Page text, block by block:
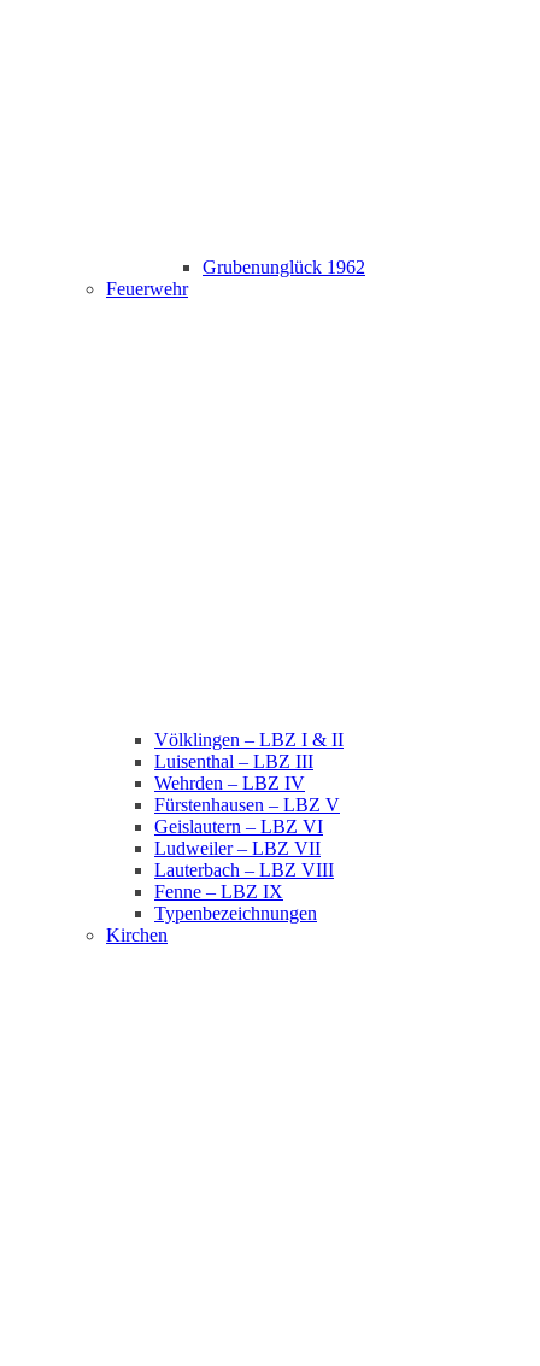
Grubenunglück 1962
Feuerwehr
Völklingen – LBZ I & II
Luisenthal – LBZ III
Wehrden – LBZ IV
Fürstenhausen – LBZ V
Geislautern – LBZ VI
Ludweiler – LBZ VII
Lauterbach – LBZ VIII
Fenne – LBZ IX
Typenbezeichnungen
Kirchen